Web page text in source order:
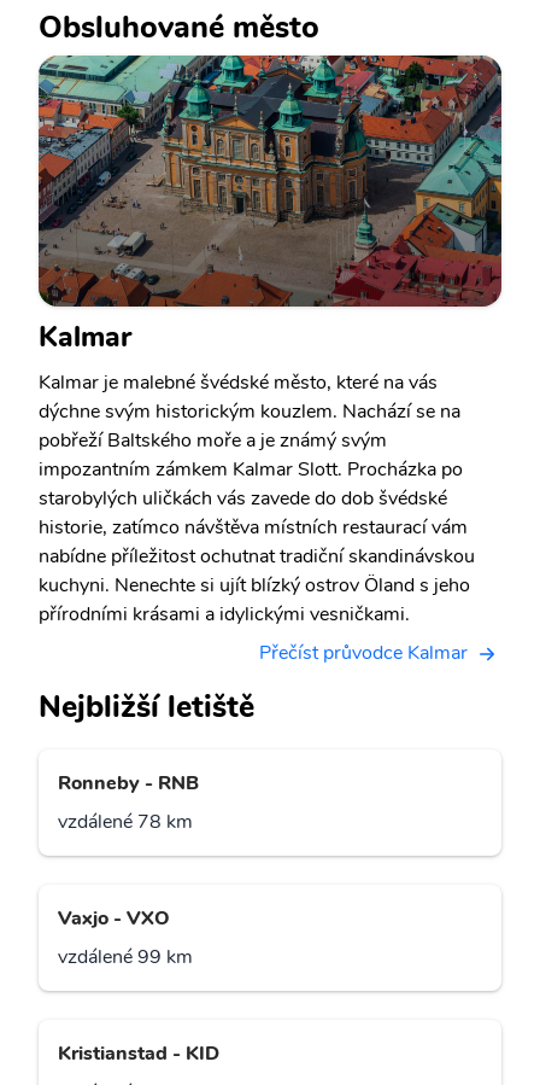
Obsluhované město
Kalmar
Kalmar je malebné švédské město, které na vás
dýchne svým historickým kouzlem. Nachází se na
pobřeží Baltského moře a je známý svým
impozantním zámkem Kalmar Slott. Procházka po
starobylých uličkách vás zavede do dob švédské
historie, zatímco návštěva místních restaurací vám
nabídne příležitost ochutnat tradiční skandinávskou
kuchyni. Nenechte si ujít blízký ostrov Öland s jeho
přírodními krásami a idylickými vesničkami.
Přečíst průvodce Kalmar
Nejbližší letiště
Ronneby - RNB
vzdálené 78 km
Vaxjo - VXO
vzdálené 99 km
Kristianstad - KID